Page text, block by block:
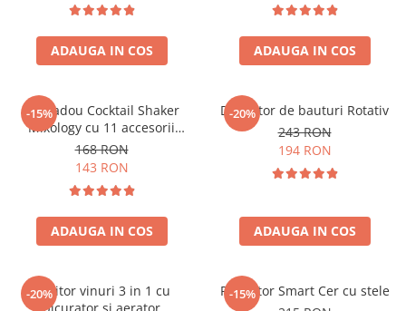
ADAUGA IN COS ADAUGA IN COS
-15%
Set cadou Cocktail Shaker
Mixology cu 11 accesorii
750ml Argintiu
168 RON
143 RON
ADAUGA IN COS
-20%
Decantor de bauturi Rotativ
243 RON
194 RON
ADAUGA IN COS
-20%
Racitor vinuri 3 in 1 cu
-15%
Proiector Smart Cer cu stele